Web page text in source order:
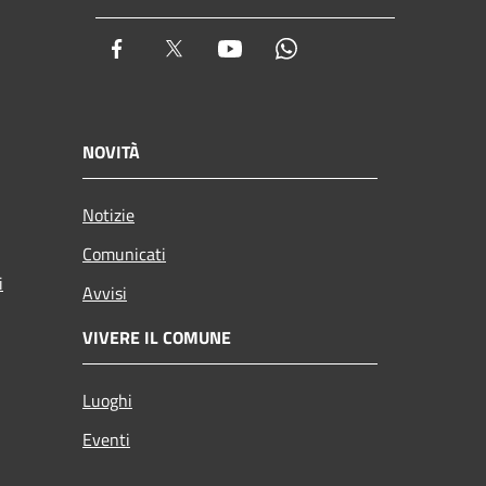
Facebook Twitter Youtube
NOVITÀ
Notizie
Comunicati
Avvisi
VIVERE IL COMUNE
Luoghi
Eventi